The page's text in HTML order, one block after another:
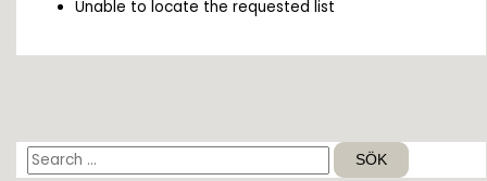
S
Unable to locate the requested list